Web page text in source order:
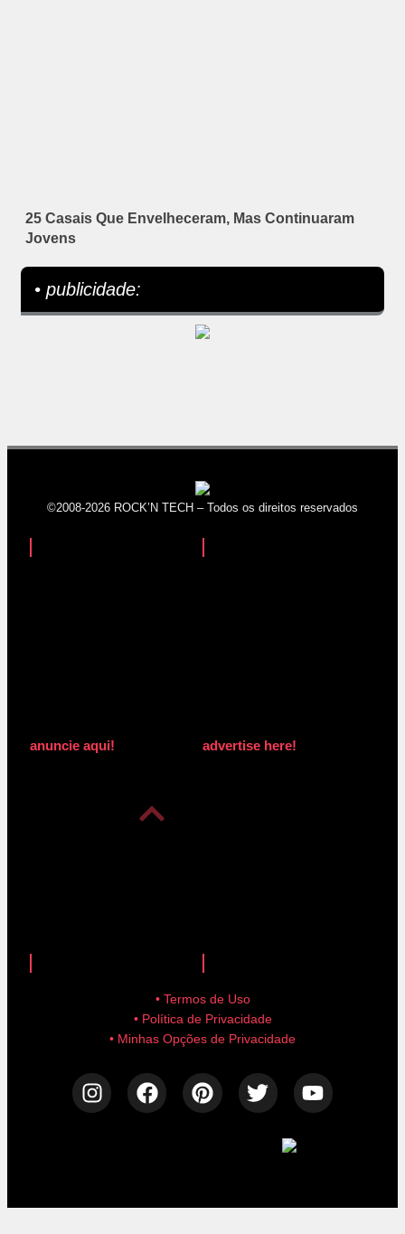
25 Casais Que Envelheceram, Mas Continuaram
Jovens
• publicidade:
©2008-2026 ROCK’N TECH – Todos os direitos reservados
anuncie aqui! advertise here!
• Termos de Uso
• Política de Privacidade
• Minhas Opções de Privacidade